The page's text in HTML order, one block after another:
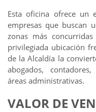
Esta oficina ofrece un
empresas que buscan
zonas más
privilegiada ubicación
de la Alcaldía la
abogados,
áreas administrativas.
VALOR DE